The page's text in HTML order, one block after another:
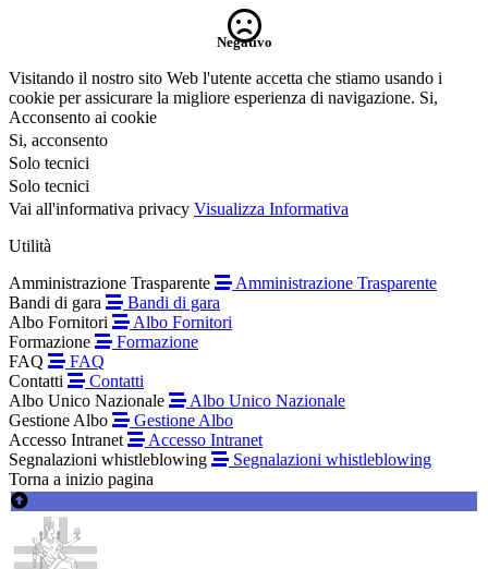
Negativo
Visitando il nostro sito Web l'utente accetta che stiamo usando i
cookie per assicurare la migliore esperienza di navigazione. Si,
Acconsento ai cookie
Si, acconsento
Solo tecnici
Solo tecnici
Vai all'informativa privacy Visualizza Informativa
Utilità
Amministrazione Trasparente
Amministrazione Trasparente
Bandi di gara
Bandi di gara
Albo Fornitori
Albo Fornitori
Formazione
Formazione
FAQ
FAQ
Contatti
Contatti
Albo Unico Nazionale
Albo Unico Nazionale
Gestione Albo
Gestione Albo
Accesso Intranet
Accesso Intranet
Segnalazioni whistleblowing
Segnalazioni whistleblowing
Torna a inizio pagina